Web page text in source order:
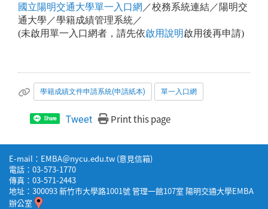
國立陽明交通大學單一入口網 ／校務系統連結／陽明交
通大學／學籍成績管理系統／
(未啟用單一入口網者，請先依啟用說明啟用後再申請)
學籍成績文件申請系統(申請紙本) 單一入口網
Share Tweet Print this page
E-mail：EMBA＠nycu.edu.tw (意見信箱)
電話：03-573-1770
傳真：03-571-2443
地址：300093 新竹市大學路1001號 管理一館107室 陽明交通大學EMBA
辦公室